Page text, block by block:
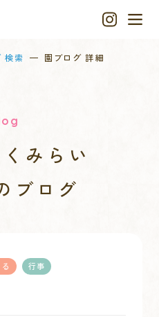
検索 園ブログ 詳細
みらい
ブログ
行事